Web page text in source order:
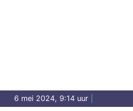
6 mei 2024, 9:14 uur